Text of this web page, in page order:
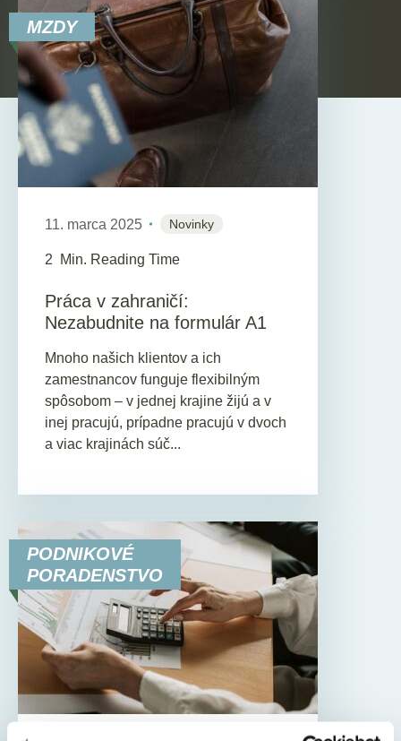
MZDY
11. marca 2025 Novinky
2 Min. Reading Time
Práca v zahraničí:
Nezabudnite na formulár A1
Mnoho našich klientov a ich
zamestnancov funguje flexibilným
spôsobom – v jednej krajine žijú a v
inej pracujú, prípadne pracujú v dvoch
a viac krajinách súč...
PODNIKOVÉ
PORADENSTVO